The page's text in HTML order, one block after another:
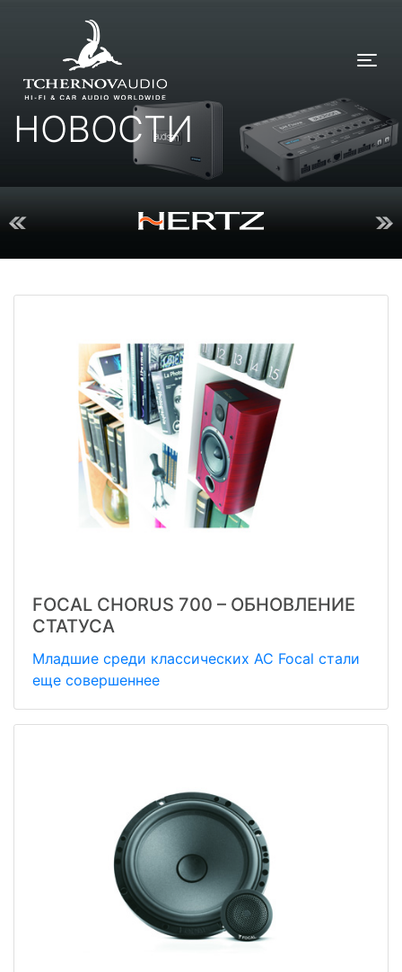
НОВОСТИ
FOCAL CHORUS 700 – ОБНОВЛЕНИЕ
СТАТУСА
Младшие среди классических АС Focal стали
еще совершеннее